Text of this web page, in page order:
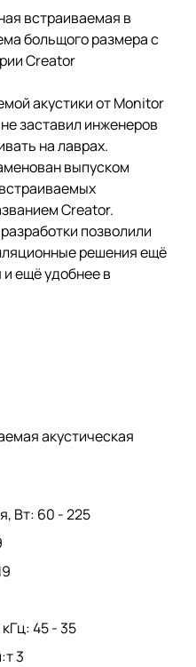
встраиваемая в
больщого размера с
Creator
акустики от Monitor
заставил инженеров
на лаврах.
выпуском
Creator.
позволили
решения ещё
и ещё удобнее в
акустическая
Вт: 60 - 225
45 - 35
3